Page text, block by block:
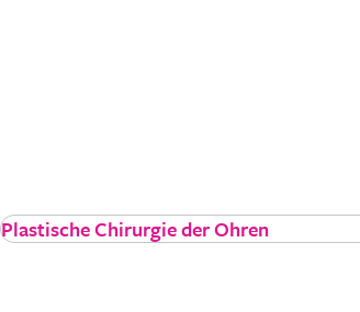
Plastische Chirurgie der Ohren